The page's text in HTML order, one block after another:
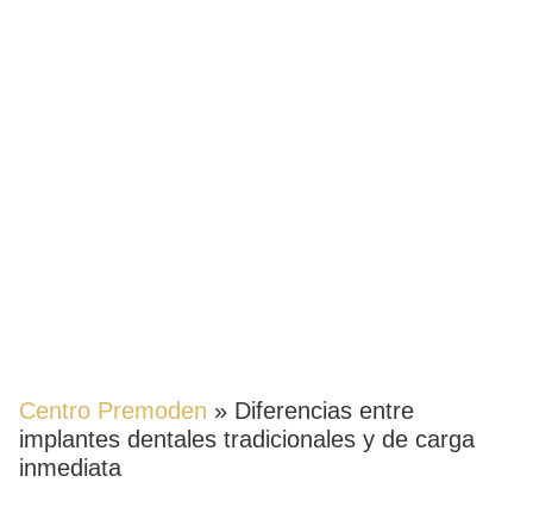
Centro Premoden » Diferencias entre
implantes dentales tradicionales y de carga
inmediata